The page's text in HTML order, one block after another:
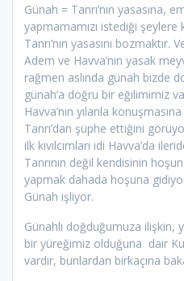
Günah = Tanrı’nın yasasına,
yapmamamızı istediği şeylere
Tanrı’nın yasasını
Adem ve Havva’nın yasak
rağmen aslında günah bizde
günah’a doğru bir eğilimimiz
Havva’nın yılanla konuşmasına
Tanrı’dan şüphe ettiğini
ilk kıvılcımları idi Havva’da
Tanrının değil kendisinin
yapmak dahada hoşuna
Günah işliyor.
Günahlı doğduğumuza ilişkin,
bir yüreğimiz olduğuna dair
vardır, bunlardan birkaçına